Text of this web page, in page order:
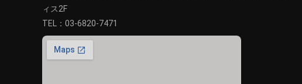
ィス2F
TEL： 03-6820-7471